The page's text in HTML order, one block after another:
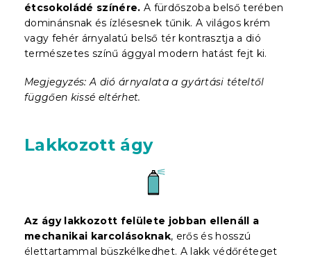
étcsokoládé színére. A fürdőszoba belső terében
dominánsnak és ízlésesnek tűnik. A világos krém
vagy fehér árnyalatú belső tér kontrasztja a dió
természetes színű ággyal modern hatást fejt ki.
Megjegyzés: A dió árnyalata a gyártási tételtől
függően kissé eltérhet.
Lakkozott ágy
Az ágy lakkozott felülete jobban ellenáll a
mechanikai karcolásoknak, erős és hosszú
élettartammal büszkélkedhet. A lakk védőréteget